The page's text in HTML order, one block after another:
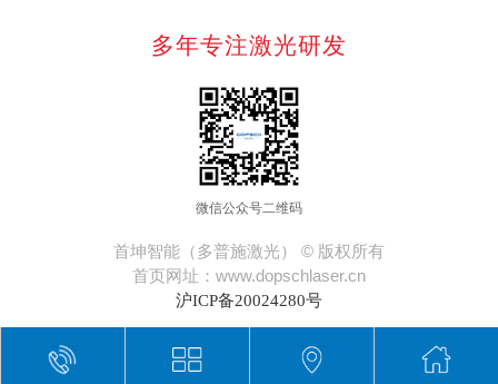
多年专注激光研发
微信公众号二维码
首坤智能（多普施激光） © 版权所有
首页网址：www.dopschlaser.cn
沪ICP备20024280号